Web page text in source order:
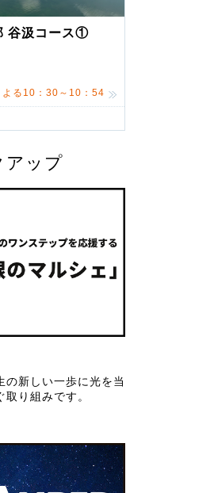
谷汲コース①
る10：30～10：54
アップ
の新しい一歩に光を当
り組みです。